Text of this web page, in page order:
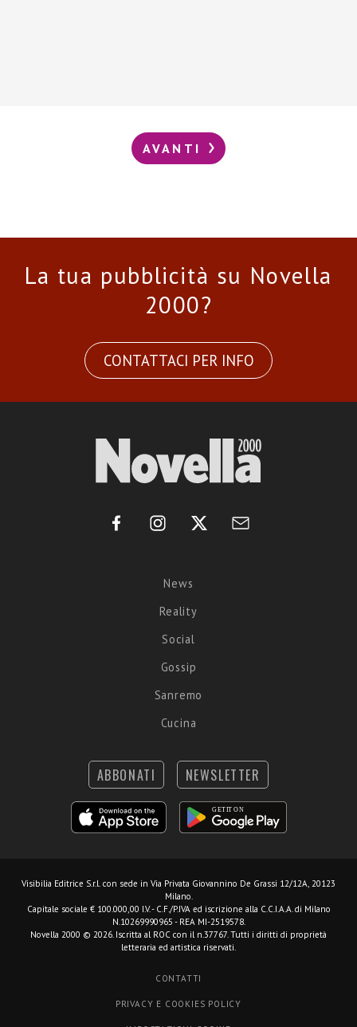
AVANTI
La tua pubblicità su Novella
2000?
CONTATTACI PER INFO
News
Reality
Social
Gossip
Sanremo
Cucina
ABBONATI NEWSLETTER
Visibilia Editrice S.r.l. con sede in Via Privata Giovannino De Grassi 12/12A, 20123
Milano.
Capitale sociale € 100.000,00 I.V. - C.F./P.IVA ed iscrizione alla C.C.I.A.A. di Milano
N.10269990965 - REA MI-2519578.
Novella 2000 © 2026. Iscritta al ROC con il n.37767. Tutti i diritti di proprietà
letteraria ed artistica riservati.
CONTATTI
PRIVACY E COOKIES POLICY